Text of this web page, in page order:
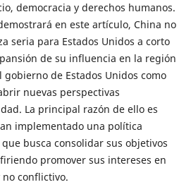
democracia y derechos humanos.
en este artículo, China no
seria para Estados Unidos a corto
de su influencia en la región
de Estados Unidos como
nuevas perspectivas
La principal razón de ello es
implementado una política
busca consolidar sus objetivos
promover sus intereses en
conflictivo.